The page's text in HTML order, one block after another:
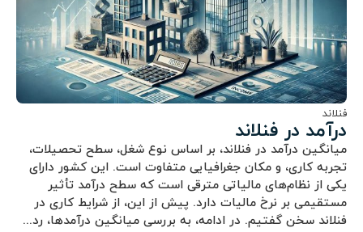
فنلاند
درآمد در فنلاند
میانگین درآمد در فنلاند، بر اساس نوع شغل، سطح تحصیلات،
تجربه کاری، و مکان جغرافیایی متفاوت است. این کشور دارای
یکی از نظام‌های مالیاتی مترقی است که سطح درآمد تأثیر
مستقیمی بر نرخ مالیات دارد. پیش از این، از شرایط کاری در
فنلاند سخن گفتیم. در ادامه، به بررسی میانگین درآمدها، رد...